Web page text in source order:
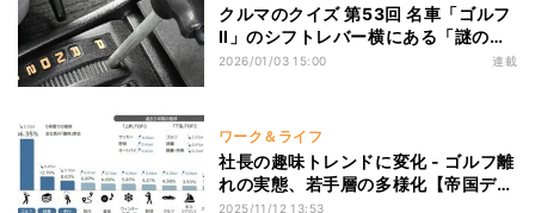
クルマのクイズ 第53回 名車「ゴルフ
Ⅱ」のシフトレバー横にある「謎の
溝」は何のためにある?
2026/01/03 15:00 連載
ワーク＆ライフ
社長の趣味トレンドに変化 - ゴルフ離
れの実態、若手層の多様化【帝国デー
タバンク調査】
2025/11/12 13:53